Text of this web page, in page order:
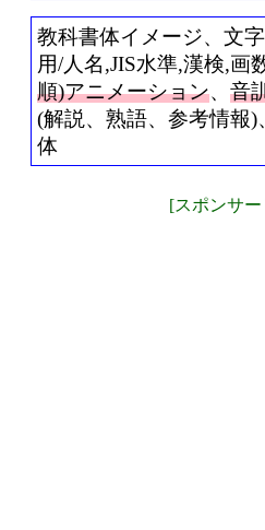
教科書体イメージ、文
用/人名,JIS水準,漢検,画
順)アニメーション、 音
(解説、熟語、参考情報
体
[スポンサ